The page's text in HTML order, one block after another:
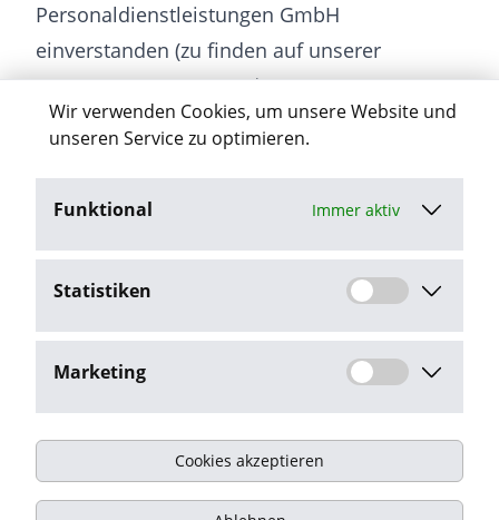
Wir verwenden Cookies, um unsere Website und
unseren Service zu optimieren.
Funktional Immer aktiv
Statistiken
Marketing
Cookies akzeptieren
Personaldienstleistungen GmbH
einverstanden (zu finden auf unserer
Homepage www.arwa.de unter
„Datenschutz“).
Impressum